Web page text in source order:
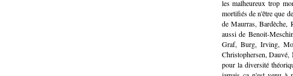
les malheureux trop
mortifiés de n'être que
de Maurras,
aussi de Benoit-
Graf, Burg, Irving,
Christophersen,
pour la diversité